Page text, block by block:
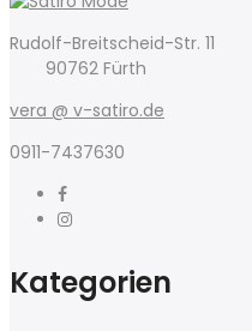
Rudolf-Breitscheid-Str. 11
90762 Fürth
vera @ v-satiro.de
0911-7437630
Kategorien